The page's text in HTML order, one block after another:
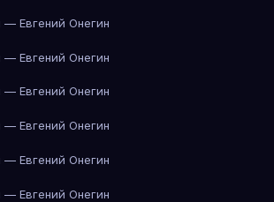
Евгений Онегин
Евгений Онегин
Евгений Онегин
Евгений Онегин
Евгений Онегин
Евгений Онегин